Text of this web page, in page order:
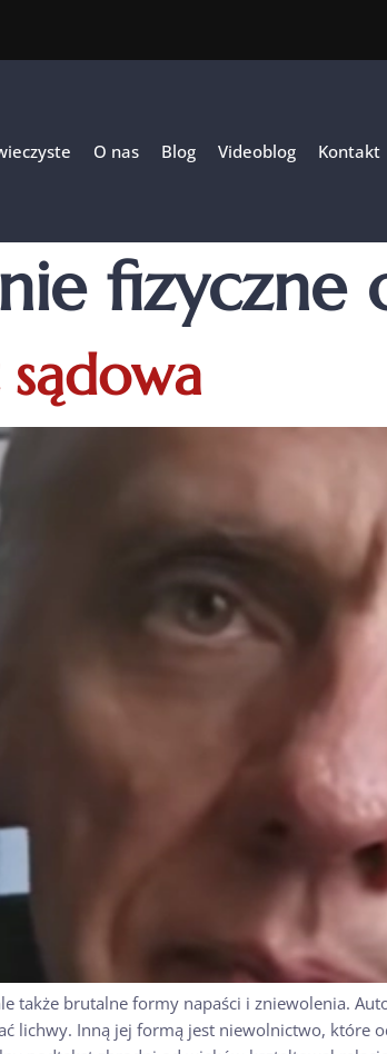
O nas Blog Videoblog Kontakt
fizyczne
sądowa
także brutalne formy napaści i zniewolenia.
lichwy. Inną jej formą jest niewolnictwo, które